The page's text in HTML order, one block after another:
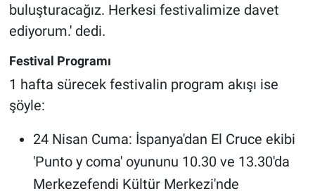
buluşturacağız. Herkesi festivalimize davet
ediyorum.' dedi.
Festival Programı
1 hafta sürecek festivalin program akışı ise
şöyle:
24 Nisan Cuma: İspanya'dan El Cruce ekibi
'Punto y coma' oyununu 10.30 ve 13.30'da
Merkezefendi Kültür Merkezi'nde